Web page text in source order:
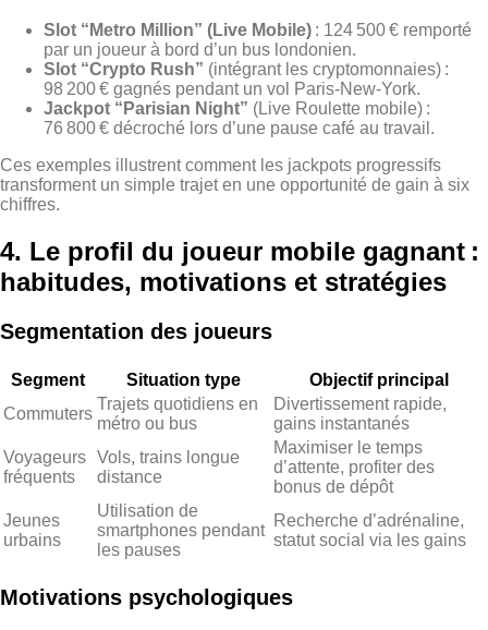
Slot “Metro Million” (Live Mobile) : 124 500 € remporté
par un joueur à bord d’un bus londonien.
Slot “Crypto Rush” (intégrant les cryptomonnaies) :
98 200 € gagnés pendant un vol Paris‑New‑York.
Jackpot “Parisian Night” (Live Roulette mobile) :
76 800 € décroché lors d’une pause café au travail.
Ces exemples illustrent comment les jackpots progressifs
transforment un simple trajet en une opportunité de gain à six
chiffres.
4. Le profil du joueur mobile gagnant :
habitudes, motivations et stratégies
Segmentation des joueurs
Segment Situation type
Objectif principal
Commuters
Trajets quotidiens en
métro ou bus
Divertissement rapide,
gains instantanés
Voyageurs
fréquents
Vols, trains longue
distance
Maximiser le temps
d’attente, profiter des
bonus de dépôt
Jeunes
urbains
Utilisation de
smartphones pendant
les pauses
Recherche d’adrénaline,
statut social via les gains
Motivations psychologiques